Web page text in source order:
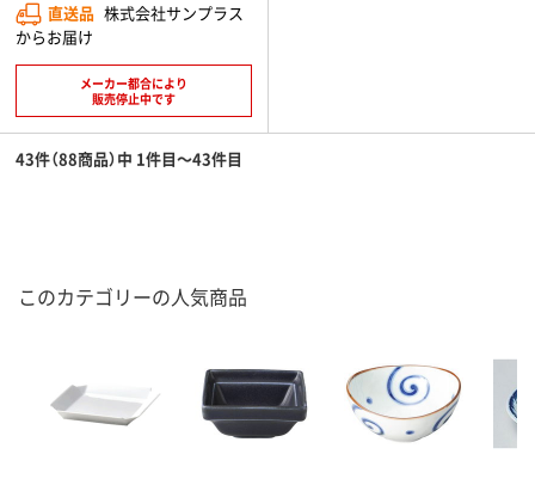
直送品 株式会社サンプラス
からお届け
メーカー都合により
販売停止中です
43件（88商品）中 1件目～43件目
このカテゴリーの人気商品